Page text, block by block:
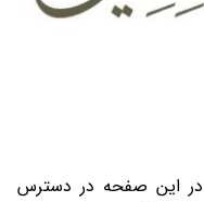
این صفحه در دسترس